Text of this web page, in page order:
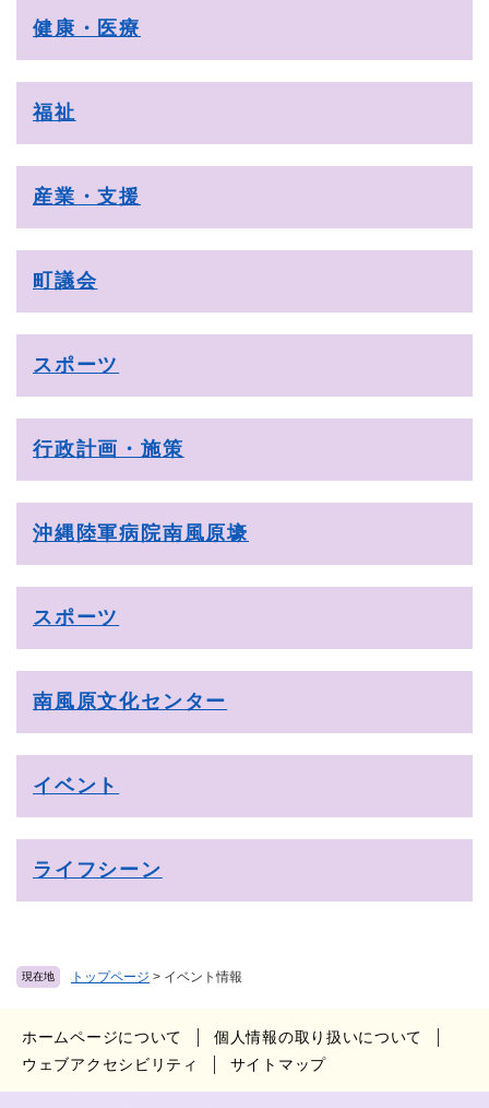
現在地 トップページ > イベント情報
健康・医療
福祉
産業・支援
町議会
スポーツ
行政計画・施策
沖縄陸軍病院南風原壕
スポーツ
南風原文化センター
イベント
ライフシーン
ホームページについて
個人情報の取り扱いについて
ウェブアクセシビリティ
サイトマップ